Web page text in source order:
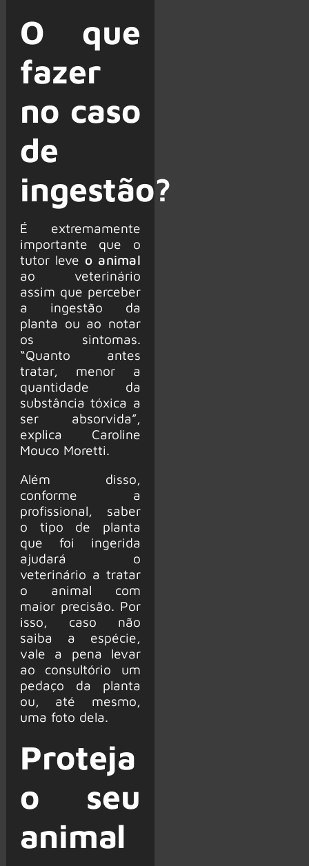
O que
fazer
no caso
de
ingestão?
É extremamente
importante que o
tutor leve o animal
ao veterinário
assim que perceber
a ingestão da
planta ou ao notar
os sintomas.
“Quanto antes
tratar, menor a
quantidade da
substância tóxica a
ser absorvida”,
explica Caroline
Mouco Moretti.
Além disso,
conforme a
profissional, saber
o tipo de planta
que foi ingerida
ajudará o
veterinário a tratar
o animal com
maior precisão. Por
isso, caso não
saiba a espécie,
vale a pena levar
ao consultório um
pedaço da planta
ou, até mesmo,
uma foto dela.
Proteja
o seu
animal